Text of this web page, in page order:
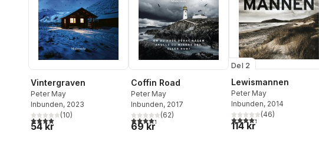
Vintergraven
Peter May
Inbunden, 2023
4,0utav 5 stjärnor. Totalt antal röster:
(10)
54 kr
Coffin Road
Peter May
Inbunden, 2017
4,3utav 5 stjärnor. Totalt antal röster:
(62)
69 kr
Del 2
Lewismannen
Peter May
Inbunden, 2014
4,3utav 5 stjärnor. Totalt
(46)
114 kr